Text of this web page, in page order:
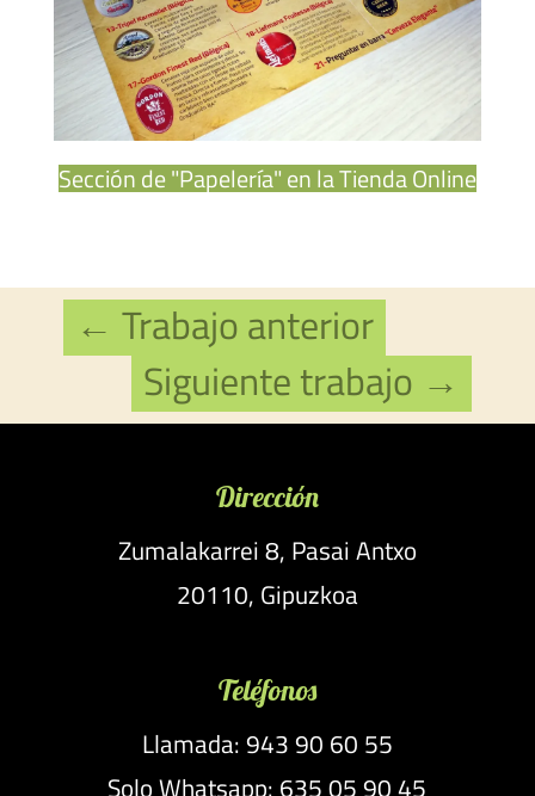
Sección de "Papelería" en la Tienda Online
← Trabajo anterior
Siguiente trabajo →
Dirección
Zumalakarrei 8, Pasai Antxo
20110, Gipuzkoa
Teléfonos
Llamada: 943 90 60 55
Solo Whatsapp: 635 05 90 45